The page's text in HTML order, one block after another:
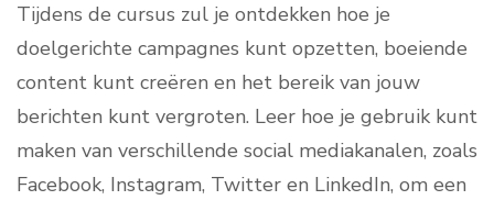
Tijdens de cursus zul je ontdekken hoe je
doelgerichte campagnes kunt opzetten, boeiende
content kunt creëren en het bereik van jouw
berichten kunt vergroten. Leer hoe je gebruik kunt
maken van verschillende social mediakanalen, zoals
Facebook, Instagram, Twitter en LinkedIn, om een